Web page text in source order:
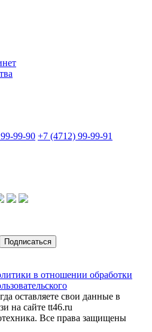
99-90 +7 (4712) 99-99-91
в отношении обработки
оставляете свои данные в
на сайте tt46.ru
. Все права защищены